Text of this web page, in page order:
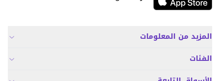
المزيد من المعلومات
الفئات